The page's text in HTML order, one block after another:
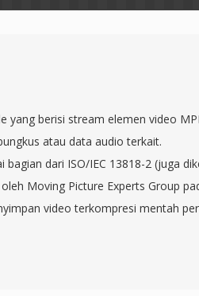
yang berisi stream elemen video
atau data audio terkait.
bagian dari ISO/IEC 13818-2 (juga
Moving Picture Experts Group
video terkompresi mentah
dalam program atau transport